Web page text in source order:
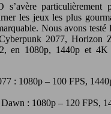
s’avère particulièrement
les jeux les plus
Nous avons testé
2077, Horizon
en 1080p, 1440p et 4K
: 1080p – 100 FPS,
: 1080p – 120 FPS,